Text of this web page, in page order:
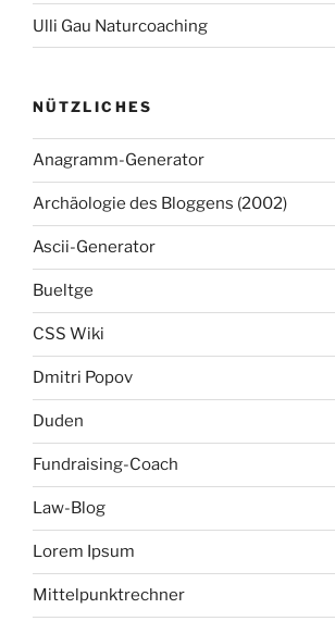
Ulli Gau Naturcoaching
NÜTZLICHES
Anagramm-Generator
Archäologie des Bloggens (2002)
Ascii-Generator
Bueltge
CSS Wiki
Dmitri Popov
Duden
Fundraising-Coach
Law-Blog
Lorem Ipsum
Mittelpunktrechner